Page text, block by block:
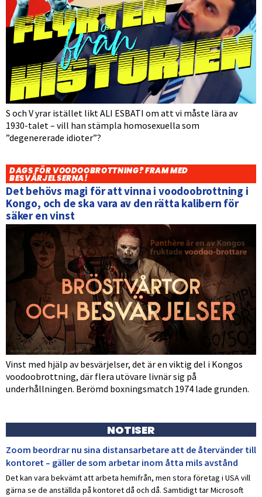
S och V yrar istället likt ALI ESBATI om att vi måste lära av
1930-talet – vill han stämpla homosexuella som
”degenererade idioter”?
DAGS FÖR VOODOOBROTTNING? FRAM MED
BESVÄRJELSERNA!
Det behövs magi för att vinna i voodoobrottning i
Kongo, och de ska vara av den rätta kalibern för
säker en vinst
Vinst med hjälp av besvärjelser, det är en viktig del i Kongos
voodoobrottning, där flera utövare livnär sig på
underhållningen. Berömd boxningsmatch 1974 lade grunden.
NOTISER
Zoom beordrar nu sina distansarbetare att de återvänder till
kontoret – gäller de som arbetar inom åtta mils avstånd
Det kan vara bekvämt att arbeta hemifrån, men stora företag i USA vill
gärna se de anställda på kontoret då och då. Samtidigt tar Microsoft